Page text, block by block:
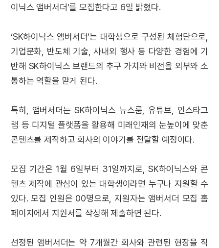
이닉스 앰버서더’를 모집한다고 6일 밝혔다.
‘SK하이닉스 앰버서더’는 대학생으로 구성된 체험단으로,
기업문화, 반도체 기술, 사내외 행사 등 다양한 경험에 기
반해 SK하이닉스 브랜드의 추구 가치와 비전을 외부와 소
통하는 역할을 맡게 된다.
특히, 앰버서더는 SK하이닉스 뉴스룸, 유튜브, 인스타그
램 등 디지털 플랫폼을 활용해 미래인재의 눈높이에 맞춘
콘텐츠를 제작하고 회사의 이야기를 전달할 예정이다.
모집 기간은 1월 6일부터 31일까지로, SK하이닉스와 콘
텐츠 제작에 관심이 있는 대학생이라면 누구나 지원할 수
있다. 모집 인원은 00명으로, 지원자는 앰버서더 모집 홈
페이지에서 지원서를 작성해 제출하면 된다.
선정된 앰버서더는 약 7개월간 회사와 관련된 현장을 직